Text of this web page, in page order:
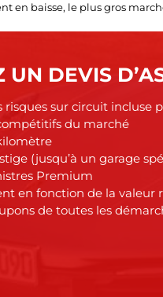
en baisse, le plus gros
DEVIS
risques sur circuit incluse
du marché
(jusqu’à un garage
Premium
en fonction de la valeur
de toutes les